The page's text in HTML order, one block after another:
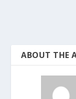
ABOUT THE